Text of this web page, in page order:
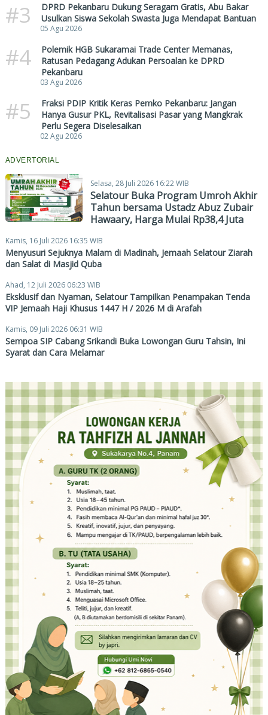
#3
DPRD Pekanbaru Dukung Seragam Gratis, Abu Bakar
Usulkan Siswa Sekolah Swasta Juga Mendapat Bantuan
05 Agu 2026
#4
Polemik HGB Sukaramai Trade Center Memanas,
Ratusan Pedagang Adukan Persoalan ke DPRD
Pekanbaru
03 Agu 2026
#5
Fraksi PDIP Kritik Keras Pemko Pekanbaru: Jangan
Hanya Gusur PKL, Revitalisasi Pasar yang Mangkrak
Perlu Segera Diselesaikan
02 Agu 2026
ADVERTORIAL
Selasa, 28 Juli 2026 16:22 WIB
Selatour Buka Program Umroh Akhir
Tahun bersama Ustadz Abuz Zubair
Hawaary, Harga Mulai Rp38,4 Juta
Kamis, 16 Juli 2026 16:35 WIB
Menyusuri Sejuknya Malam di Madinah, Jemaah Selatour Ziarah
dan Salat di Masjid Quba
Ahad, 12 Juli 2026 06:23 WIB
Eksklusif dan Nyaman, Selatour Tampilkan Penampakan Tenda
VIP Jemaah Haji Khusus 1447 H / 2026 M di Arafah
Kamis, 09 Juli 2026 06:31 WIB
Sempoa SIP Cabang Srikandi Buka Lowongan Guru Tahsin, Ini
Syarat dan Cara Melamar